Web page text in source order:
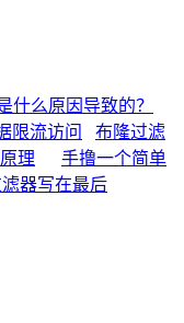
什么原因导致的？
限流访问
布隆过滤
理
手撸一个简单
器写在最后